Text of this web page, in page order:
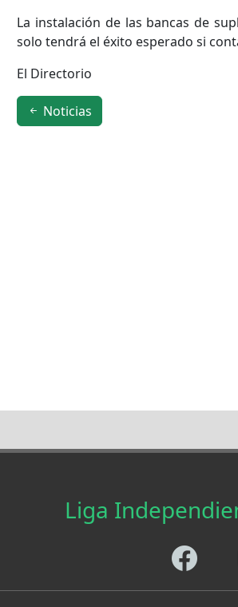
La instalación de las bancas de
solo tendrá el éxito esperado si
El Directorio
Noticias
Liga